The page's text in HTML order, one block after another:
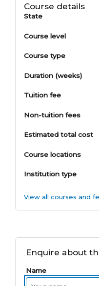
Course details
State
Course level
Course type
Duration (weeks)
Tuition fee
Non-tuition fees
Estimated total cost
Course locations
Institution type
View all courses and
Enquire about
Name